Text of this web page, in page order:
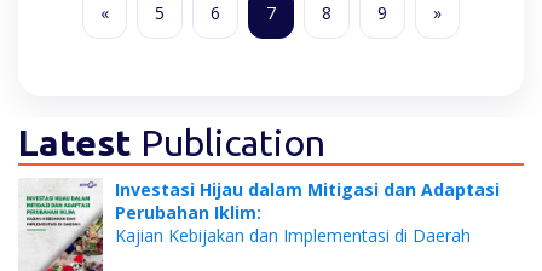
« 5 6 7 8 9 »
Latest Publication
Investasi Hijau dalam Mitigasi dan Adaptasi
Perubahan Iklim:
Kajian Kebijakan dan Implementasi di Daerah